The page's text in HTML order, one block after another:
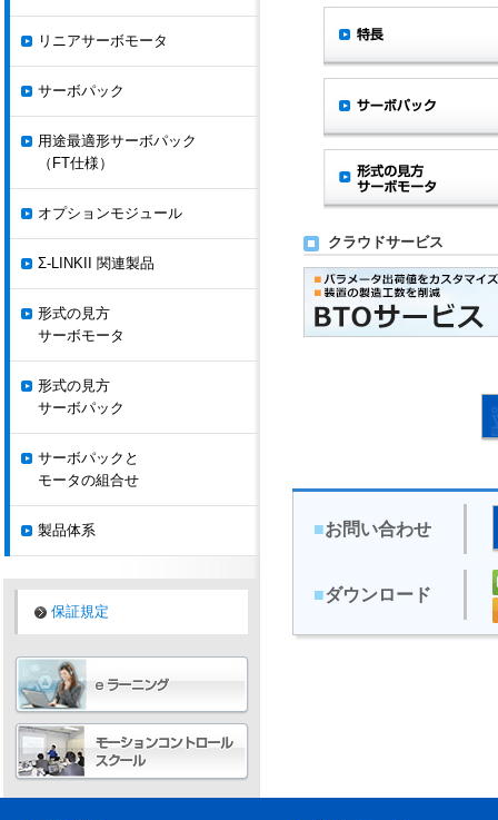
クラウドサービス
■お問い合わせ
■ダウンロード
リニアサーボモータ
サーボパック
用途最適形サーボパック
（FT仕様）
オプションモジュール
Σ-LINKII 関連製品
形式の見方
サーボモータ
形式の見方
サーボパック
サーボパックと
モータの組合せ
製品体系
保証規定